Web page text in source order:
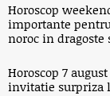
Horoscop
importante
noroc in dragoste
Horoscop 7
invitatie surpriza